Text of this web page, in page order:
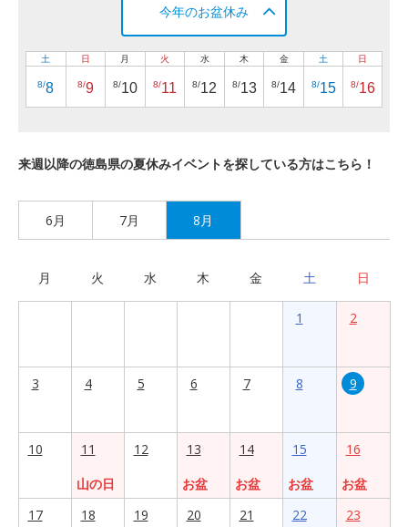
今年のお盆休み
土
8/8
日
8/9
月
8/10
火
8/11
水
8/12
木
8/13
金
8/14
土
8/15
日
8/16
来週以降の徳島県の夏休みイベントを探している方はこちら！
6月 7月 8月
月 火 水 木 金 土 日
1 2
3 4 5 6 7 8 9
10
11
山の日
12
13
お盆
14
お盆
15
お盆
16
お盆
17
18 19 20 21 22 23